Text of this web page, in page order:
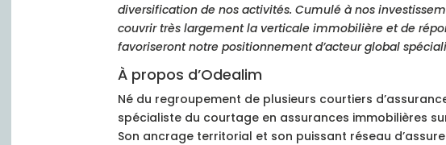
diversification de nos activités. Cumulé à nos
couvrir très largement la verticale immobilière et de
favoriseront notre positionnement d’acteur global
À propos d’Odealim
Né du regroupement de plusieurs courtiers
spécialiste du courtage en assurances immobilières
Son ancrage territorial et son puissant réseau